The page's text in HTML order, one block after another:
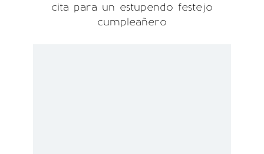
cita para un estupendo festejo
cumpleañero